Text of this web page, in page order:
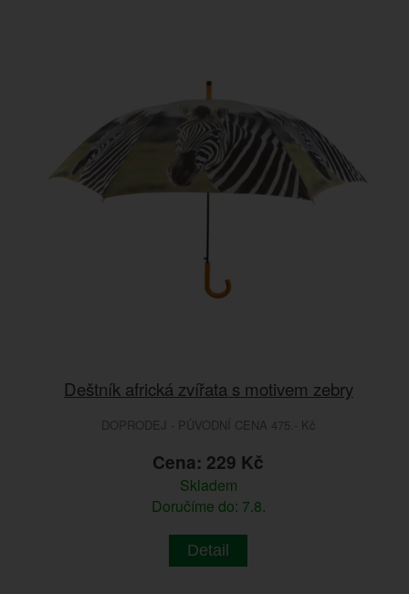
Deštník africká zvířata s motivem zebry
DOPRODEJ - PŮVODNÍ CENA 475.- Kč
Cena: 229 Kč
Skladem
Doručíme do: 7.8.
Detail